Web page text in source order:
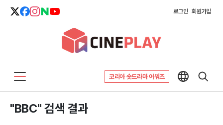
로그인 회원가입
코리아 숏드라마 어워즈
"BBC" 검색 결과